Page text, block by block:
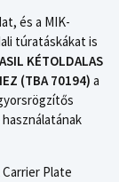
és a MIK-
túratáskákat is
KÉTOLDALAS
(TBA 70194) a
Plate